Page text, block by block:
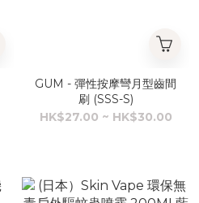
GUM - 彈性按摩彎月型齒間
刷 (SSS-S)
HK$27.00 ~ HK$30.00